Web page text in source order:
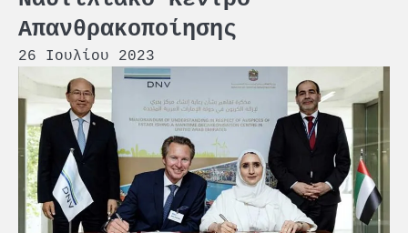
Απανθρακοποίησης
26 Ιουλίου 2023